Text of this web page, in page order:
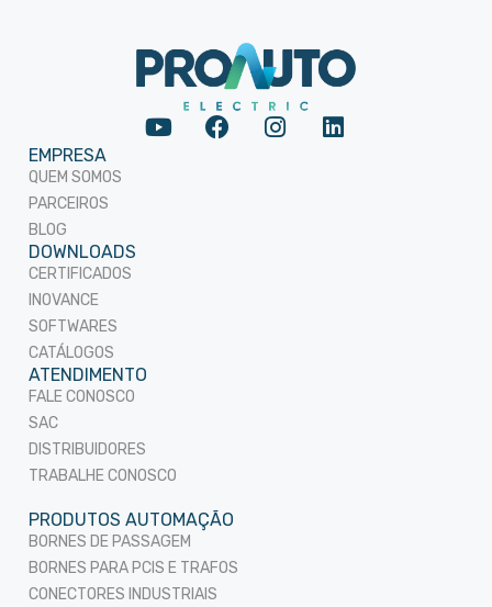
EMPRESA
QUEM SOMOS
PARCEIROS
BLOG
DOWNLOADS
CERTIFICADOS
INOVANCE
SOFTWARES
CATÁLOGOS
ATENDIMENTO
FALE CONOSCO
SAC
DISTRIBUIDORES
TRABALHE CONOSCO
PRODUTOS AUTOMAÇÃO
BORNES DE PASSAGEM
BORNES PARA PCIS E TRAFOS
CONECTORES INDUSTRIAIS